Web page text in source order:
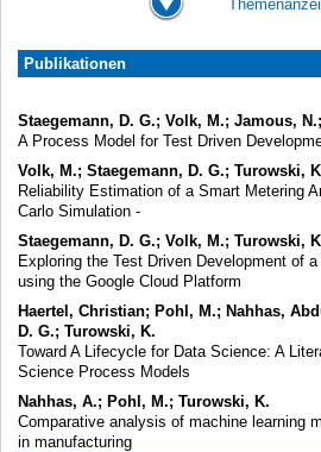
Publikationen
Staegemann, D. G.; Volk, M.; Jamous,
A Process Model for Test Driven
Volk, M.; Staegemann, D. G.; Turowski,
Reliability Estimation of a Smart Metering
Carlo Simulation -
Staegemann, D. G.; Volk, M.; Turowski,
Exploring the Test Driven Development of
using the Google Cloud Platform
Haertel, Christian; Pohl, M.; Nahhas,
D. G.; Turowski, K.
Toward A Lifecycle for Data Science: A
Science Process Models
Nahhas, A.; Pohl, M.; Turowski, K.
Comparative analysis of machine learning
in manufacturing